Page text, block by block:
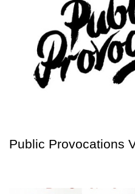
Public Provocations